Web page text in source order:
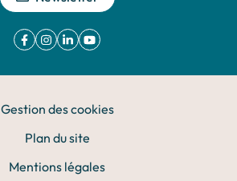
Facebook
(ouverture dans un nouvel onglet)
Instagram
(ouverture dans un nouvel onglet)
Linkedin
(ouverture dans un nouvel onglet)
YouTube
(ouverture dans un nouvel
Gestion des cookies
Plan du site
Mentions légales